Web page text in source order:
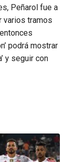
Peñarol fue a
varios tramos
podrá mostrar
y seguir con